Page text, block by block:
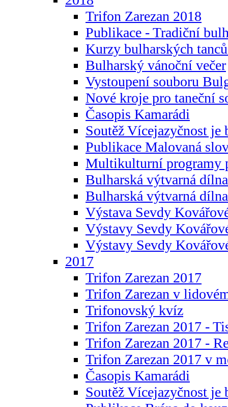
Trifon Zarezan 2018
Publikace - Tradiční
Kurzy bulharských
Bulharský vánoční večer
Vystoupení souboru
Nové kroje pro taneční
Časopis Kamarádi
Soutěž Vícejazyčnost je
Publikace Malovaná
Multikulturní programy
Bulharská výtvarná
Bulharská výtvarná
Výstava Sevdy
Výstavy Sevdy
Výstavy Sevdy
2017
Trifon Zarezan 2017
Trifon Zarezan v
Trifonovský kvíz
Trifon Zarezan 2017 -
Trifon Zarezan 2017 -
Trifon Zarezan 2017 v
Časopis Kamarádi
Soutěž Vícejazyčnost je